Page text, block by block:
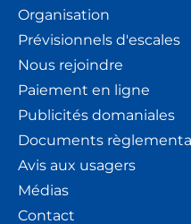
Organisation
Prévisionnels d'escales
Nous rejoindre
Paiement en ligne
Publicités domaniales
Documents
Avis aux usagers
Médias
Contact